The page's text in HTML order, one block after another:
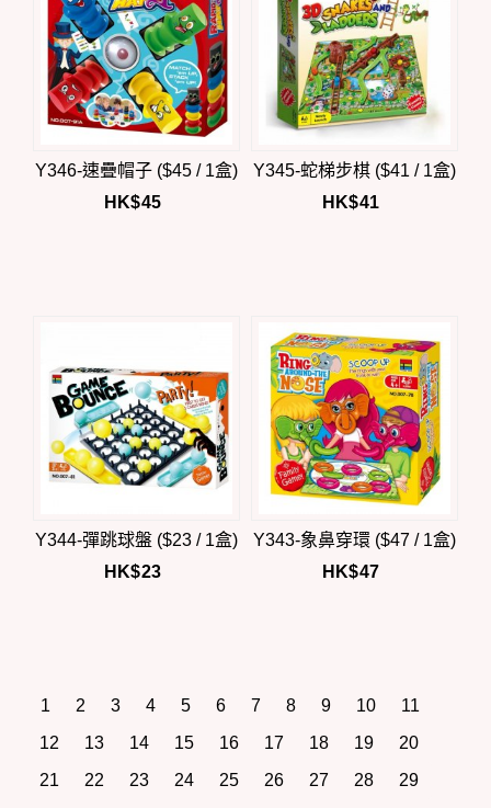
Y346-速疊帽子 ($45 / 1盒)
HK$45
Y345-蛇梯步棋 ($41 / 1盒)
HK$41
Y344-彈跳球盤 ($23 / 1盒)
HK$23
Y343-象鼻穿環 ($47 / 1盒)
HK$47
1 2 3 4 5 6 7 8 9 10
11
12
13 14 15 16 17 18 19
20
21
22 23 24 25 26 27 28 29